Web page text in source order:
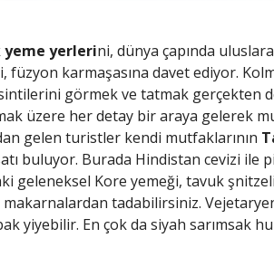
yeme yerlerini, dünya çapında
füzyon karmaşasına davet ediyor.
görmek ve tatmak gerçekten
üzere her detay bir araya gelerek
gelen turistler kendi mutfaklarının
buluyor. Burada Hindistan cevizi ile
geleneksel Kore yemeği, tavuk şnitzeli
makarnalardan tadabilirsiniz.
yiyebilir. En çok da siyah sarımsak